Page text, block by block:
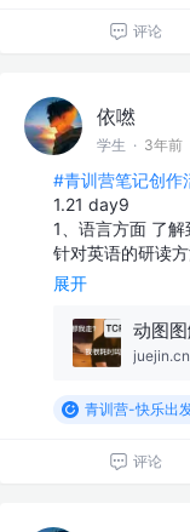
评论
依嘫
学生 · 3年前
#青训营笔记创作
1.21 day9
1、语言方面 了
针对英语的研读
展开
动图
juejin.cn
青训营-快乐出
评论